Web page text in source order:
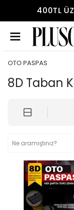
400TL
OTO PASPAS
8D Taban